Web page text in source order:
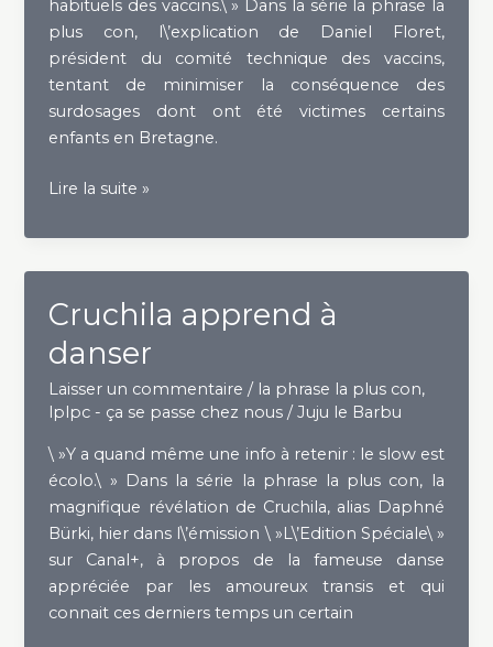
habituels des vaccins.\ » Dans la série la phrase la
plus con, l\’explication de Daniel Floret,
président du comité technique des vaccins,
tentant de minimiser la conséquence des
surdosages dont ont été victimes certains
enfants en Bretagne.
Un
de
vaccin
Lire la suite »
Cruchila apprend à
danser
Laisser un commentaire / la phrase la plus con,
lplpc - ça se passe chez nous /Juju le Barbu
\ »Y a quand même une info à retenir : le slow est
écolo.\ » Dans la série la phrase la plus con, la
magnifique révélation de Cruchila, alias Daphné
Bürki, hier dans l\’émission \ »L\’Edition Spéciale\ »
sur Canal+, à propos de la fameuse danse
appréciée par les amoureux transis et qui
connait ces derniers temps un certain